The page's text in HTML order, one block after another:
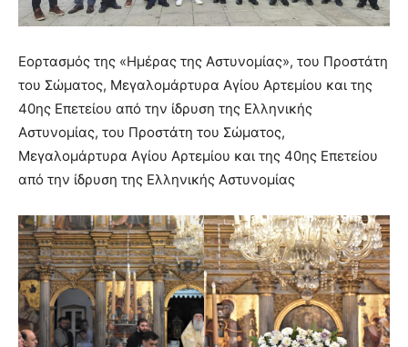
Εορτασμός της «Ημέρας της Αστυνομίας», του Προστάτη
του Σώματος, Μεγαλομάρτυρα Αγίου Αρτεμίου και της
40ης Επετείου από την ίδρυση της Ελληνικής
Αστυνομίας, του Προστάτη του Σώματος,
Μεγαλομάρτυρα Αγίου Αρτεμίου και της 40ης Επετείου
από την ίδρυση της Ελληνικής Αστυνομίας